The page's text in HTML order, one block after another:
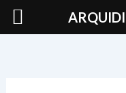
Skip